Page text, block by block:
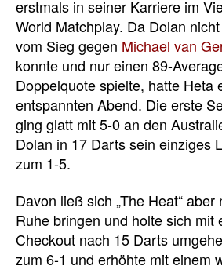
erstmals in seiner Karriere im
World Matchplay. Da Dolan
vom Sieg gegen Michael van
konnte und nur einen 89-
Doppelquote spielte, hatte Heta
entspannten Abend. Die erste
ging glatt mit 5-0 an den
Dolan in 17 Darts sein einziges
zum 1-5.
Davon ließ sich „The Heat“
Ruhe bringen und holte sich mit
Checkout nach 15 Darts
zum 6-1 und erhöhte mit einem